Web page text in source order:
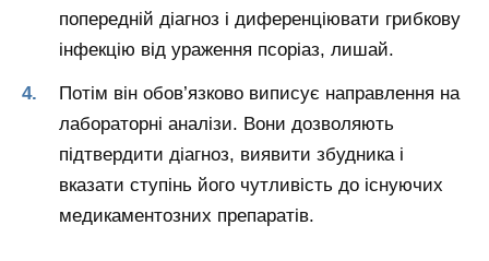
попередній діагноз і диференціювати грибкову
інфекцію від ураження псоріаз, лишай.
Потім він обов’язково виписує направлення на
лабораторні аналізи. Вони дозволяють
підтвердити діагноз, виявити збудника і
вказати ступінь його чутливість до існуючих
медикаментозних препаратів.